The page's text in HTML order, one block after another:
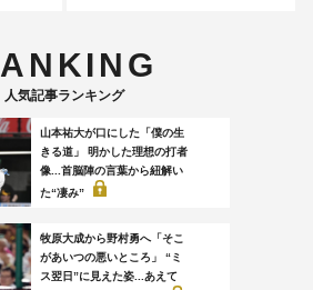
人気記事ランキング
山本祐大が口にした「僕の生
きる道」 明かした理想の打者
像...首脳陣の言葉から紐解い
た“凄み”
牧原大成から野村勇へ「そこ
があいつの悪いところ」 “ミ
ス翌日”に見えた姿...あえて